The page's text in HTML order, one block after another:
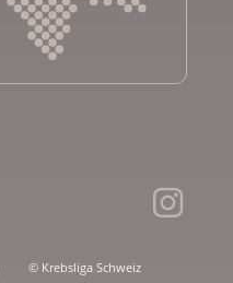
© Krebsliga Schweiz